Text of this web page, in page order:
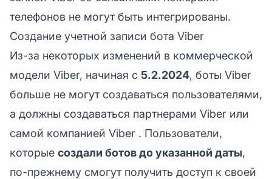
телефонов не могут быть интегрированы.
Создание учетной записи бота Viber
Из-за некоторых изменений в коммерческой
модели Viber, начиная с 5.2.2024, боты Viber
больше не могут создаваться пользователями,
а должны создаваться партнерами Viber или
самой компанией Viber . Пользователи,
которые создали ботов до указанной даты,
по-прежнему смогут получить доступ к своей